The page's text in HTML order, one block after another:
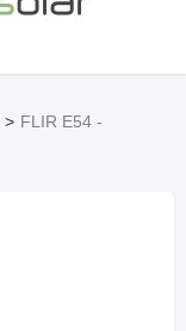
> FLIR E54 -